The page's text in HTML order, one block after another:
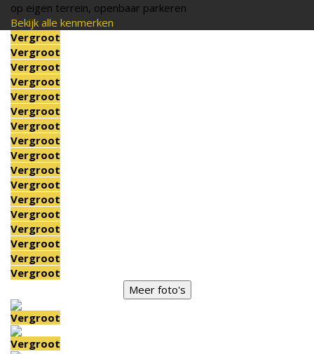
op eigen terrein, openbaar parkeren
Bekijk alle kenmerken
Vergroot
Vergroot
Vergroot
Vergroot
Vergroot
Vergroot
Vergroot
Vergroot
Vergroot
Vergroot
Vergroot
Vergroot
Vergroot
Vergroot
Vergroot
Vergroot
Vergroot
Meer foto's
Vergroot
Vergroot